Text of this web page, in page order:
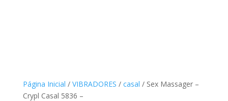
Página Inicial / VIBRADORES / casal / Sex Massager –
Crypl Casal 5836 –